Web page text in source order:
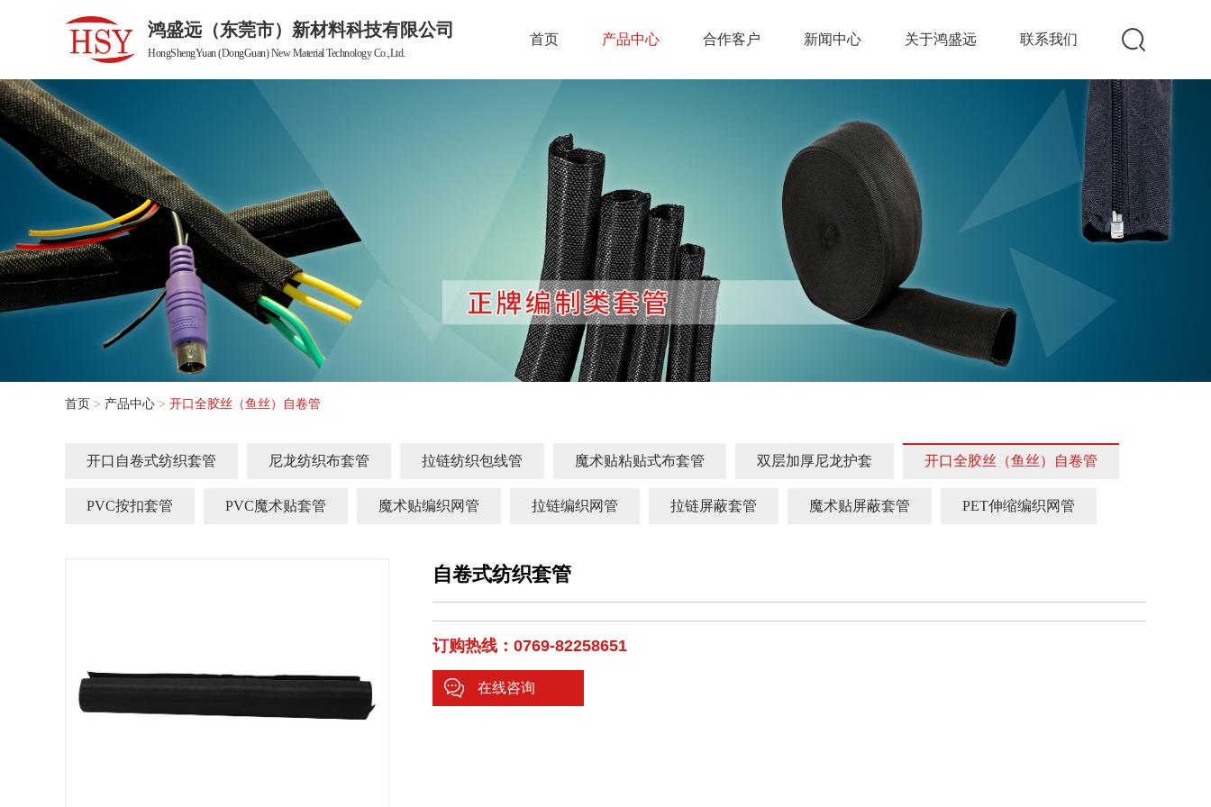
鸿盛远（东莞市）新材料科技有限公司
HongShengYuan (DongGuan) New Material Technology Co.,Ltd.
首页 产品中心 合作客户 新闻中心 关于鸿盛远 联系我们
首页 > 产品中心 > 开口全胶丝（鱼丝）自卷管
开口自卷式纺织套管 尼龙纺织布套管 拉链纺织包线管 魔术贴粘贴式布套管 双层加厚尼龙护套 开口全胶丝（鱼丝）自卷管
PVC按扣套管 PVC魔术贴套管 魔术贴编织网管 拉链编织网管 拉链屏蔽套管 魔术贴屏蔽套管 PET伸缩编织网管
自卷式纺织套管
订购热线：0769-82258651
在线咨询